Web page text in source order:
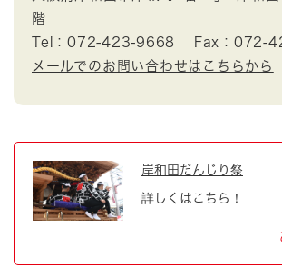
階
Tel：072-423-9668
Fax：072-
メールでのお問い合わせはこちらから
岸和田だんじり祭
詳しくはこちら！